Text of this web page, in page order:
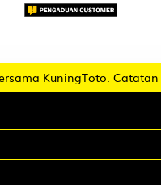
Catatan :